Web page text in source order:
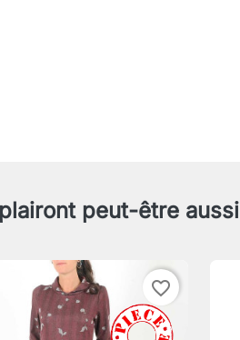
peut-être aussi
favorite_border